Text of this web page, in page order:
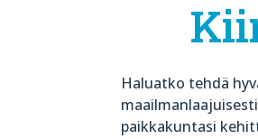
Haluatko tehdä
paikkakuntasi